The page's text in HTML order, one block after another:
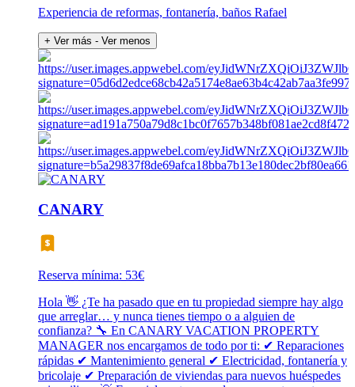
Experiencia de reformas, fontanería, baños Rafael
+ Ver más - Ver menos
CANARY
Reserva mínima: 53€
Hola 👋 ¿Te ha pasado que en tu propiedad siempre hay algo
que arreglar… y nunca tienes tiempo o a alguien de
confianza? 🔧 En CANARY VACATION PROPERTY
MANAGER nos encargamos de todo por ti: ✔ Reparaciones
rápidas ✔ Mantenimiento general ✔ Electricidad, fontanería y
bricolaje ✔ Preparación de viviendas para nuevos huéspedes